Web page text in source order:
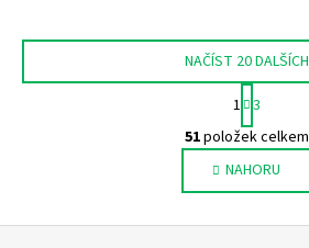
O
v
l
á
d
NAČÍST 20 DALŠÍCH
S
t
r
á
n
k
o
1 3
51položek celkem
NAHORU
Z